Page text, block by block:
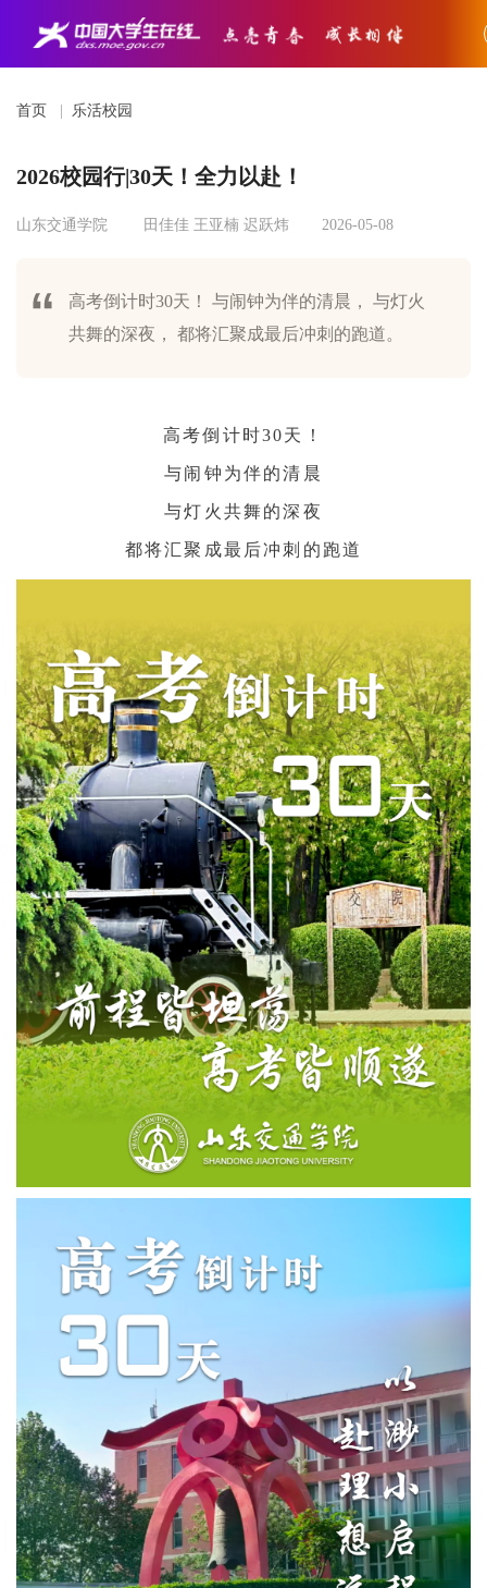
首页 乐活校园
2026校园行|30天！全力以赴！
山东交通学院 田佳佳 王亚楠 迟跃炜 2026-05-08
高考倒计时30天！ 与闹钟为伴的清晨， 与灯火
共舞的深夜， 都将汇聚成最后冲刺的跑道。
高考倒计时30天！
与闹钟为伴的清晨
与灯火共舞的深夜
都将汇聚成最后冲刺的跑道